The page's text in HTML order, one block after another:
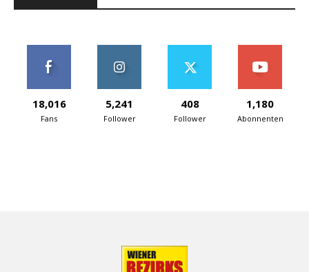
18,016
Fans
5,241
Follower
408
Follower
1,180
Abonnenten